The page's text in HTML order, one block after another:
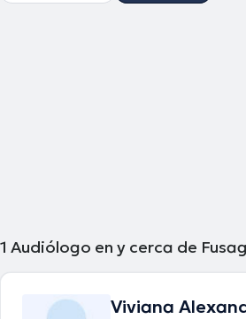
1 Audiólogo en y cerca de
Viviana